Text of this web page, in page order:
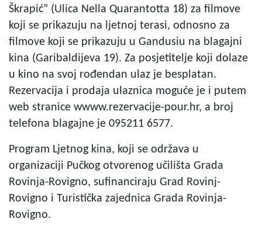
Škrapić“ (Ulica Nella Quarantotta 18) za filmove
koji se prikazuju na ljetnoj terasi, odnosno za
filmove koji se prikazuju u Gandusiu na blagajni
kina (Garibaldijeva 19). Za posjetitelje koji dolaze
u kino na svoj rođendan ulaz je besplatan.
Rezervacija i prodaja ulaznica moguće je i putem
web stranice wwww.rezervacije-pour.hr, a broj
telefona blagajne je 095211 6577.
Program Ljetnog kina, koji se održava u
organizaciji Pučkog otvorenog učilišta Grada
Rovinja-Rovigno, sufinanciraju Grad Rovinj-
Rovigno i Turistička zajednica Grada Rovinja-
Rovigno.